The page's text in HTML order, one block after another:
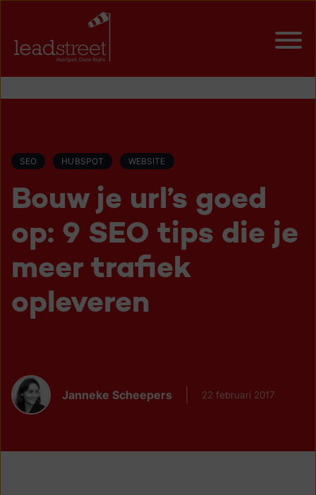
SEO HUBSPOT WEBSITE
Bouw je url’s goed
op: 9 SEO tips die je
meer trafiek
opleveren
Janneke Scheepers 22 februari 2017